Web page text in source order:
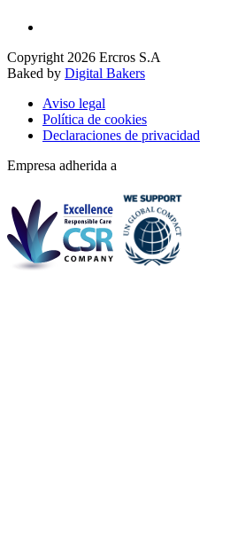
Copyright 2026 Ercros S.A
Baked by Digital Bakers
Aviso legal
Política de cookies
Declaraciones de privacidad
Empresa adherida a